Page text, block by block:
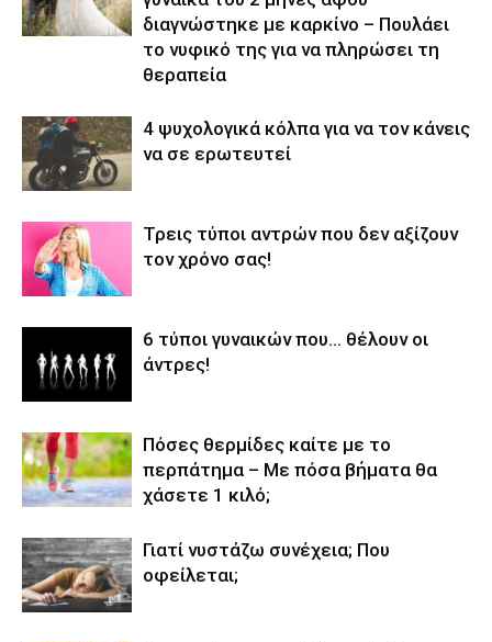
διαγνώστηκε με καρκίνο – Πουλάει
το νυφικό της για να πληρώσει τη
θεραπεία
4 ψυχολογικά κόλπα για να τον κάνεις
να σε ερωτευτεί
Τρεις τύποι αντρών που δεν αξίζουν
τον χρόνο σας!
6 τύποι γυναικών που… θέλουν οι
άντρες!
Πόσες θερμίδες καίτε με το
περπάτημα – Με πόσα βήματα θα
χάσετε 1 κιλό;
Γιατί νυστάζω συνέχεια; Που
οφείλεται;